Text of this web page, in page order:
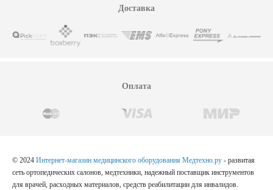
Доставка
Оплата
© 2024 Интернет-магазин медицинского оборудования Медтехно.ру - развитая
сеть ортопедических салонов, медтехники, надежный поставщик инструментов
для врачей, расходных материалов, средств реабилитации для инвалидов.